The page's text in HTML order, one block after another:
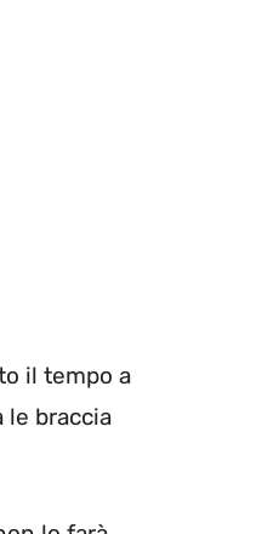
il tempo a
le braccia